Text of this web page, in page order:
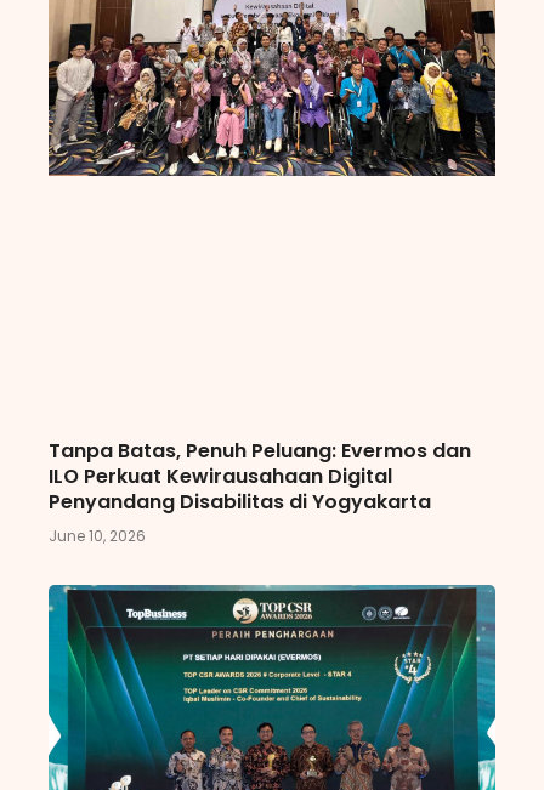
Tanpa Batas, Penuh Peluang: Evermos dan
ILO Perkuat Kewirausahaan Digital
Penyandang Disabilitas di Yogyakarta
June 10, 2026